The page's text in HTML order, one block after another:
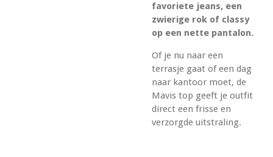
favoriete jeans, een
zwierige rok of classy
op een nette pantalon.
Of je nu naar een
terrasje gaat of een dag
naar kantoor moet, de
Mavis top geeft je outfit
direct een frisse en
verzorgde uitstraling.